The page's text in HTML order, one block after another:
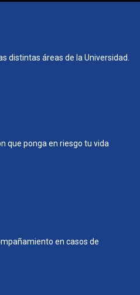
distintas áreas de la Universidad.
que ponga en riesgo tu vida
en casos de